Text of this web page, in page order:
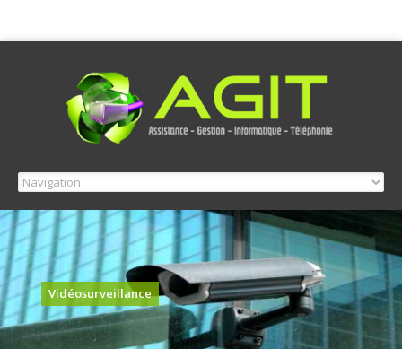
Vidéosurveillance